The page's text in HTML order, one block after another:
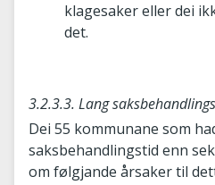
klagesaker eller dei
det.
3.2.3.3. Lang
Dei 55 kommunane som
saksbehandlingstid enn
om følgjande årsaker til